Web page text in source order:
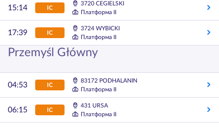
15:14 IC
3720 CEGIELSKI
Платформа II
17:39 IC
3724 WYBICKI
Платформа II
Przemyśl Główny
04:53 IC
83172 PODHALANIN
Платформа II
06:15 IC
431 URSA
Платформа II